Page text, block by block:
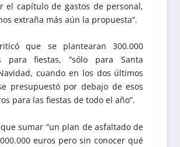
el capítulo de gastos de personal,
extraña más aún la propuesta”.
que se plantearan 300.000
para fiestas, “sólo para Santa
cuando en los dos últimos
presupuestó por debajo de esos
para las fiestas de todo el año”.
sumar “un plan de asfaltado de
euros pero sin conocer qué